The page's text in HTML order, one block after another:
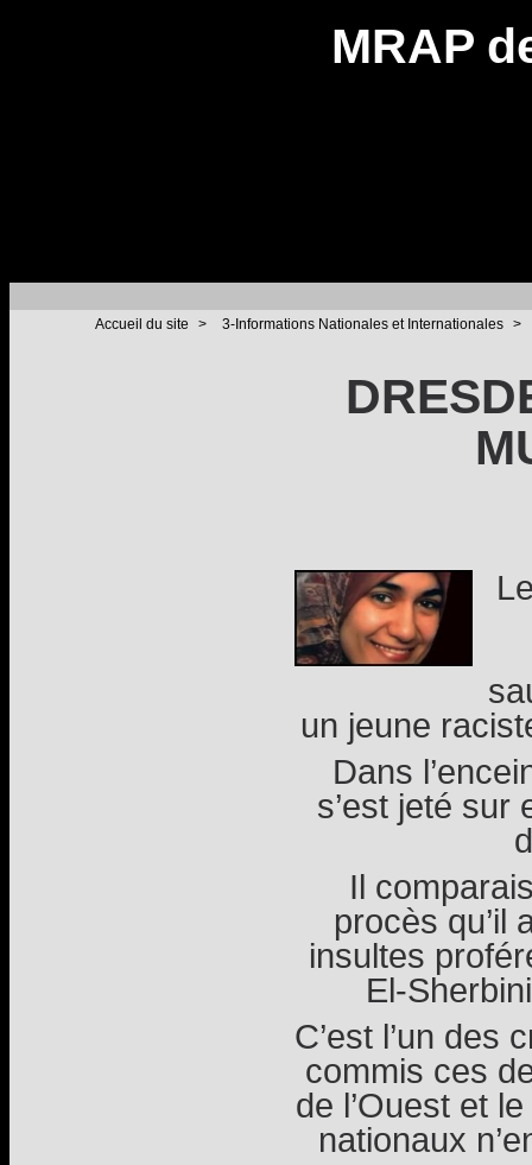
MRAP
Accueil du site > 3-Informations Nationales et Internationales >
un jeune
Dans
s’est jeté sur
Il
procès qu’il
insultes
El-
C’est l’un des
commis ces
de l’Ouest et
nationaux